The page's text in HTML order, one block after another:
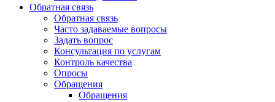
Обратная связь
Обратная связь
Часто задаваемые вопросы
Задать вопрос
Консультация по услугам
Контроль качества
Опросы
Обращения
Обращения